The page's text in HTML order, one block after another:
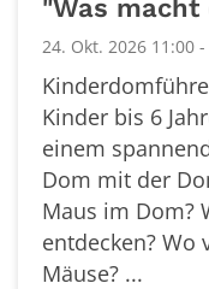
"Was macht
24. Okt. 2026 11:00
Kinder bis 6
einem
Dom mit der
Maus im Dom?
entdecken? Wo
Mäuse? ...